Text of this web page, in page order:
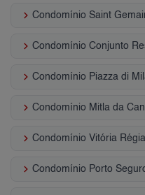
keyboard_arrow_right Condomínio Saint
keyboard_arrow_right
keyboard_arrow_right Condomínio Piazza di
keyboard_arrow_right Condomínio Mitla da
keyboard_arrow_right Condomínio Vitória
keyboard_arrow_right Condomínio Porto